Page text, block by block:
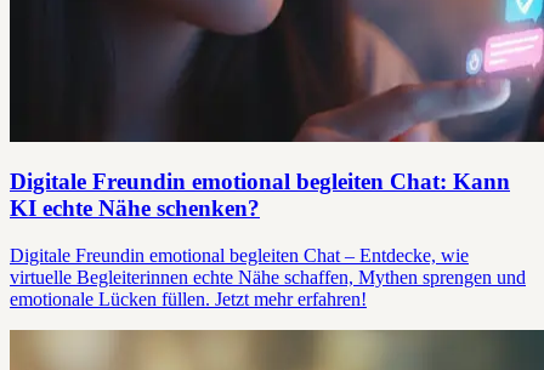
Digitale Freundin emotional begleiten Chat: Kann
KI echte Nähe schenken?
Digitale Freundin emotional begleiten Chat – Entdecke, wie
virtuelle Begleiterinnen echte Nähe schaffen, Mythen sprengen und
emotionale Lücken füllen. Jetzt mehr erfahren!